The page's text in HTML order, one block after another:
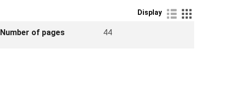
Display
Number of pages 44